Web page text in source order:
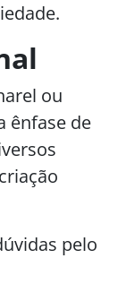
ou
ênfase de
pelo